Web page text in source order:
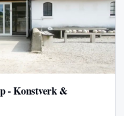
- Konstverk &